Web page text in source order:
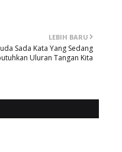
LEBIH BARU
Sada Kata Yang Sedang
Uluran Tangan Kita